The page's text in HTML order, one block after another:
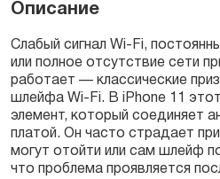
Описание
Слабый сигнал Wi-Fi,
или полное отсутствие сети
работает — классические
шлейфа Wi-Fi. В iPhone 11
элемент, который соединяет
платой. Он часто страдает
могут отойти или сам шлейф
что проблема проявляется